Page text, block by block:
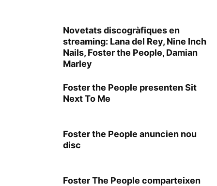
Novetats discogràfiques en
streaming: Lana del Rey, Nine Inch
Nails, Foster the People, Damian
Marley
Foster the People presenten Sit
Next To Me
Foster the People anuncien nou
disc
Foster The People comparteixen